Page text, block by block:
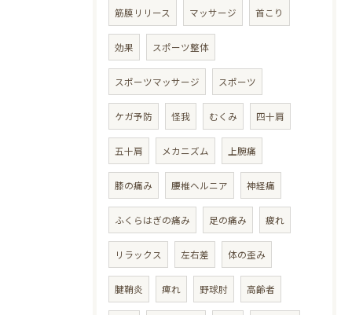
筋膜リリース マッサージ 首こり
効果 スポーツ整体
スポーツマッサージ スポーツ
ケガ予防 怪我 むくみ 四十肩
五十肩 メカニズム 上腕痛
膝の痛み 腰椎ヘルニア 神経痛
ふくらはぎの痛み 足の痛み 疲れ
リラックス 左右差 体の歪み
腱鞘炎 痺れ 野球肘 高齢者